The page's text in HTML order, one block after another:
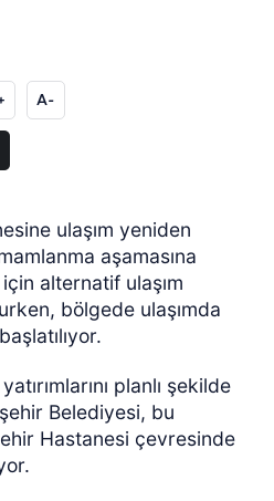
A-
ulaşım yeniden
aşamasına
alternatif ulaşım
bölgede ulaşımda
planlı şekilde
Belediyesi, bu
Hastanesi çevresinde